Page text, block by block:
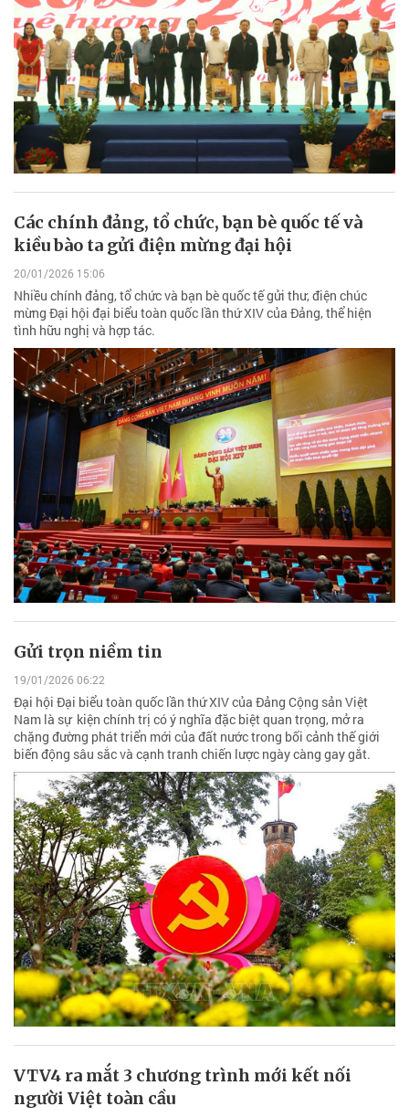
Các chính đảng, tổ chức, bạn bè quốc tế và
kiều bào ta gửi điện mừng đại hội
20/01/2026 15:06
Nhiều chính đảng, tổ chức và bạn bè quốc tế gửi thư, điện chúc
mừng Đại hội đại biểu toàn quốc lần thứ XIV của Đảng, thể hiện
tình hữu nghị và hợp tác.
Gửi trọn niềm tin
19/01/2026 06:22
Đại hội Đại biểu toàn quốc lần thứ XIV của Đảng Cộng sản Việt
Nam là sự kiện chính trị có ý nghĩa đặc biệt quan trọng, mở ra
chặng đường phát triển mới của đất nước trong bối cảnh thế giới
biến động sâu sắc và cạnh tranh chiến lược ngày càng gay gắt.
VTV4 ra mắt 3 chương trình mới kết nối
người Việt toàn cầu